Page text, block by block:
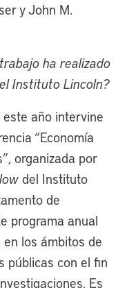
y John M.
ha realizado
Instituto Lincoln?
año intervine
“Economía
organizada por
del Instituto
de
programa anual
los ámbitos de
públicas con el fin
Es